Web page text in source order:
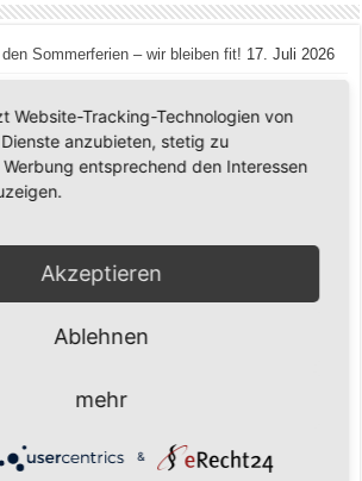
Sommerferien – wir bleiben fit! 17. Juli 2026
wird Vize-Europameister 2026 9. Juli 2026
aus Hagener Vereinen mit dem WBV
12. Mai 2026
Langen: Ü45 krönt sich zum fünften Mal in Folge
LOCO Express greift nach dem fünften Titel in
Ufo 6. Mai 2026
Website-Tracking-Technologien von
anzubieten, stetig zu
entsprechend den Interessen
Akzeptieren
Ablehnen
mehr
&